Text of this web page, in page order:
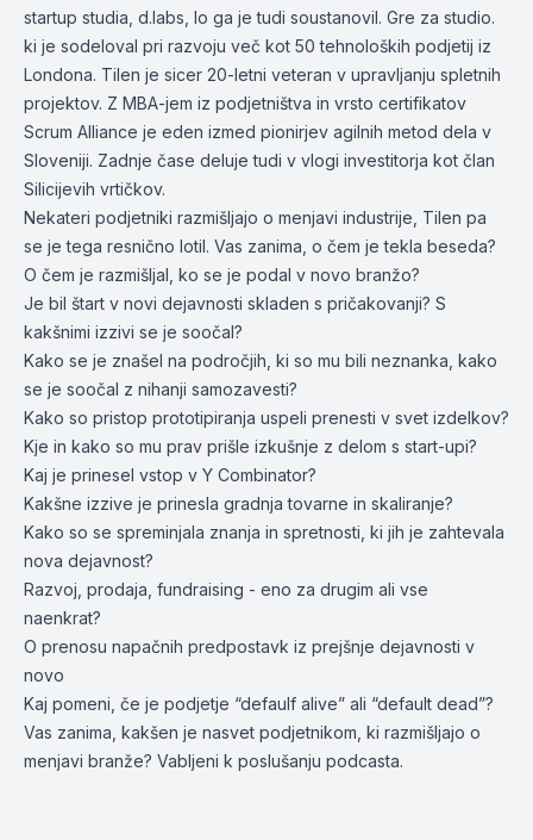
startup studia, d.labs, lo ga je tudi soustanovil. Gre za studio.
ki je sodeloval pri razvoju več kot 50 tehnoloških podjetij iz
Londona. Tilen je sicer 20-letni veteran v upravljanju spletnih
projektov. Z MBA-jem iz podjetništva in vrsto certifikatov
Scrum Alliance je eden izmed pionirjev agilnih metod dela v
Sloveniji. Zadnje čase deluje tudi v vlogi investitorja kot član
Silicijevih vrtičkov.
Nekateri podjetniki razmišljajo o menjavi industrije, Tilen pa
se je tega resnično lotil. Vas zanima, o čem je tekla beseda?
O čem je razmišljal, ko se je podal v novo branžo?
Je bil štart v novi dejavnosti skladen s pričakovanji? S
kakšnimi izzivi se je soočal?
Kako se je znašel na področjih, ki so mu bili neznanka, kako
se je soočal z nihanji samozavesti?
Kako so pristop prototipiranja uspeli prenesti v svet izdelkov?
Kje in kako so mu prav prišle izkušnje z delom s start-upi?
Kaj je prinesel vstop v Y Combinator?
Kakšne izzive je prinesla gradnja tovarne in skaliranje?
Kako so se spreminjala znanja in spretnosti, ki jih je zahtevala
nova dejavnost?
Razvoj, prodaja, fundraising - eno za drugim ali vse
naenkrat?
O prenosu napačnih predpostavk iz prejšnje dejavnosti v
novo
Kaj pomeni, če je podjetje “defaulf alive” ali “default dead”?
Vas zanima, kakšen je nasvet podjetnikom, ki razmišljajo o
menjavi branže? Vabljeni k poslušanju podcasta.